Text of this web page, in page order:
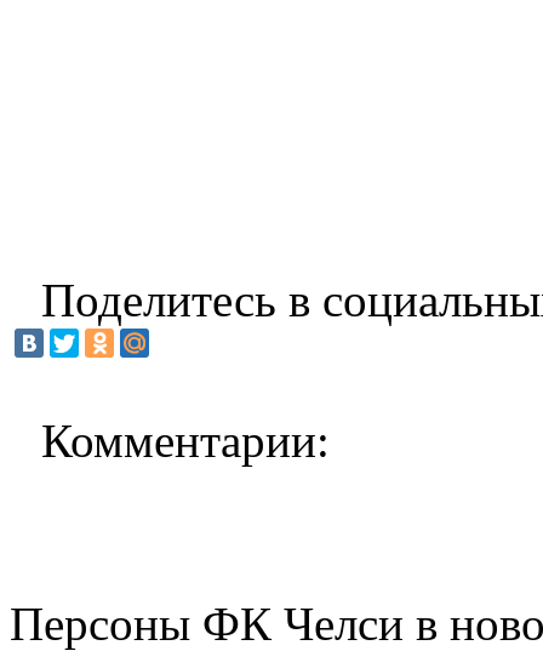
Поделитесь в
Комментарии:
Персоны ФК Челси в